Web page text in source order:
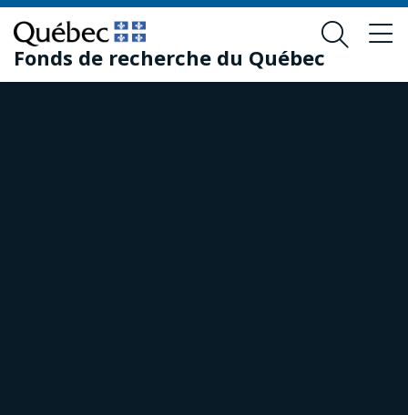
Passer
au
contenu
principal
Passer
au
pied
de
Fonds de recherche du Québec